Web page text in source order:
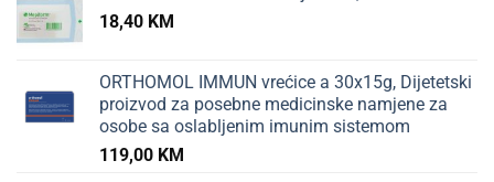
18,40 KM
ORTHOMOL IMMUN vrećice a 30x15g, Dijetetski
proizvod za posebne medicinske namjene za
osobe sa oslabljenim imunim sistemom
119,00 KM